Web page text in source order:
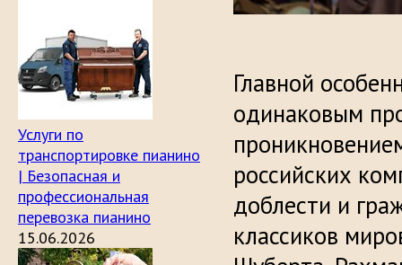
Услуги по
транспортировке пианино
| Безопасная и
профессиональная
перевозка пианино
15.06.2026
Главной
одинаковым
российских
доблести и
классиков